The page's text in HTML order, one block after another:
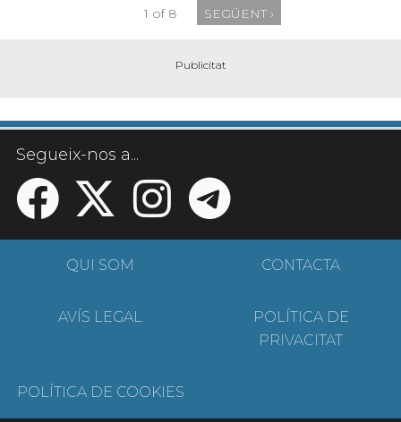
1 of 8 SEGÜENT ›
Segueix-nos a...
QUI SOM CONTACTA
AVÍS LEGAL
POLÍTICA DE
PRIVACITAT
POLÍTICA DE COOKIES